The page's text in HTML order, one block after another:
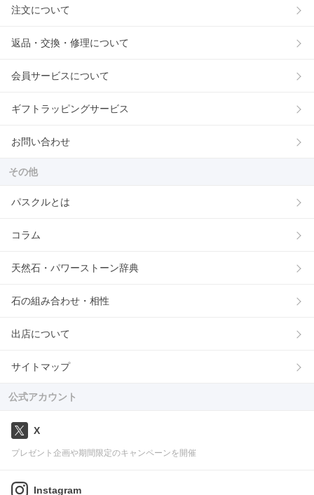
注文について
返品・交換・修理について
会員サービスについて
ギフトラッピングサービス
お問い合わせ
その他
パスクルとは
コラム
天然石・パワーストーン辞典
石の組み合わせ・相性
出店について
サイトマップ
公式アカウント
X
プレゼント企画や期間限定のキャンペーンを開催
Instagram